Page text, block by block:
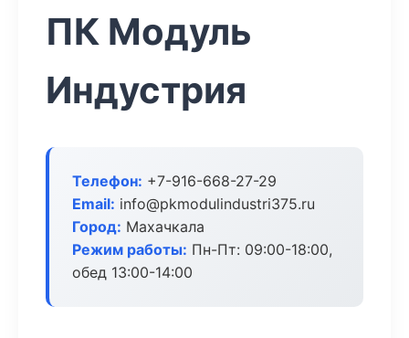
ПК Модуль
Индустрия
Телефон: +7-916-668-27-29
Email: info@pkmodulindustri375.ru
Город: Махачкала
Режим работы: Пн-Пт: 09:00-18:00,
обед 13:00-14:00